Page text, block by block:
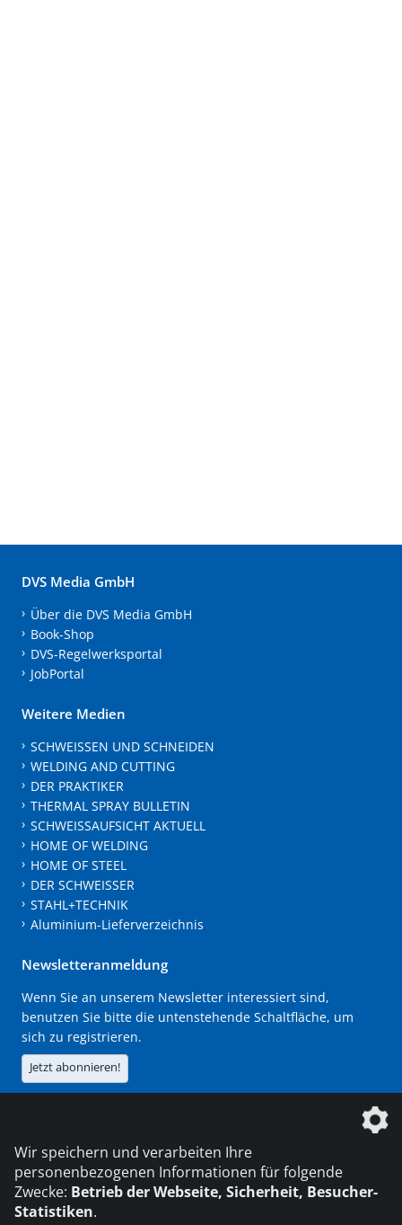
DVS Media GmbH
Über die DVS Media GmbH
Book-Shop
DVS-Regelwerksportal
JobPortal
Weitere Medien
SCHWEISSEN UND SCHNEIDEN
WELDING AND CUTTING
DER PRAKTIKER
THERMAL SPRAY BULLETIN
SCHWEISSAUFSICHT AKTUELL
HOME OF WELDING
HOME OF STEEL
DER SCHWEISSER
STAHL+TECHNIK
Aluminium-Lieferverzeichnis
Newsletteranmeldung
Wenn Sie an unserem Newsletter interessiert sind,
benutzen Sie bitte die untenstehende Schaltfläche, um
sich zu registrieren.
Jetzt abonnieren!
Die DVS Media GmbH ist ein Unternehmen der
Wir speichern und verarbeiten Ihre
personenbezogenen Informationen für folgende
Zwecke: Betrieb der Webseite, Sicherheit, Besucher-
Statistiken.